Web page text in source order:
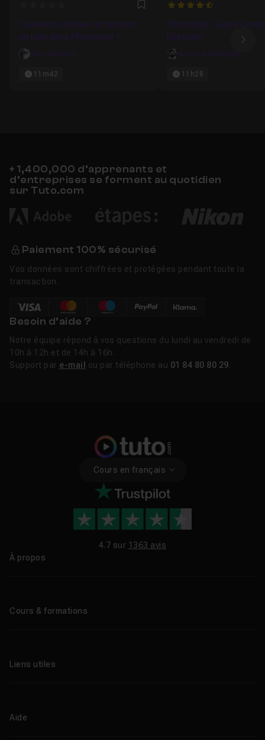
Favori
Comment coloriser et texturer
un plan dans Photoshop ?
May Navarro
11m42
4.9444444444444
Photoshop : Guide
Débutant
Antoine Defarges
11h28
+ 1,400,000 d’apprenants et
d’entreprises se forment au quotidien
sur Tuto.com
Paiement 100% sécurisé
Vos données sont chiffrées et protégées pendant toute la
transaction.
Besoin d’aide ?
Notre équipe répond à vos questions du lundi au vendredi de
10h à 12h et de 14h à 16h.
Support par e-mail ou par téléphone au 01 84 80 80 29
Cours en français
4.7 sur 1363 avis
À propos
Cours & formations
Formations certifiantes
Promos
Liens utiles
Centres de formation
Aide